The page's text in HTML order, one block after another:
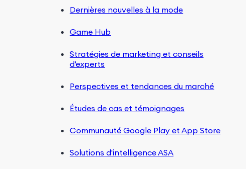
Dernières nouvelles à la mode
Game Hub
Stratégies de marketing et conseils
d'experts
Perspectives et tendances du marché
Études de cas et témoignages
Communauté Google Play et App Store
Solutions d'intelligence ASA